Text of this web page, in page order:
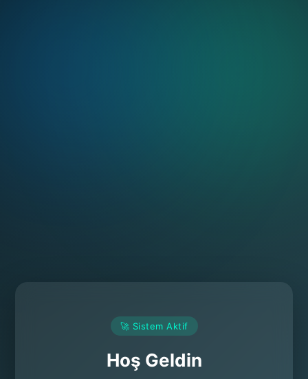
🚀 Sistem Aktif
Hoş Geldin